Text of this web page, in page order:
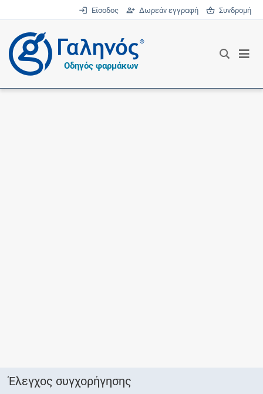
Είσοδος Δωρεάν εγγραφή Συνδρομή
®
Οδηγός φαρμάκων
Έλεγχος συγχορήγησης